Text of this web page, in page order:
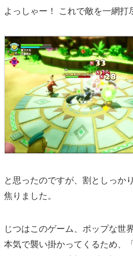
よっしゃー！ これで敵を一網打
と思ったのですが、割としっか
焦りました。
じつはこのゲーム、ポップな世
本気で襲い掛かってくるため、